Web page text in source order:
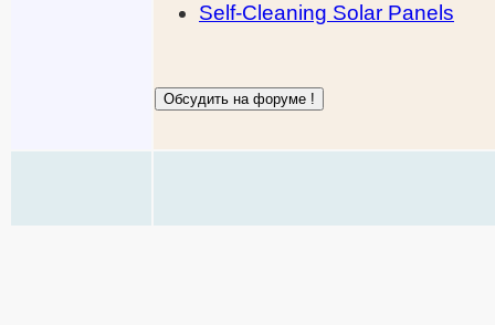
Self-Cleaning Solar Panels